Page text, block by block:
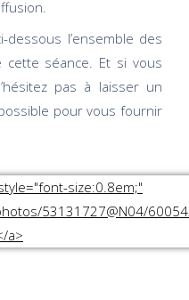
l’ensemble des
séance. Et si vous
pas à laisser un
pour vous fournir